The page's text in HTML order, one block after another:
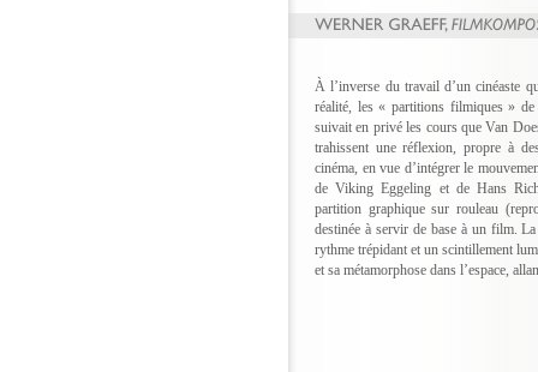
À l’inverse du travail d’un cinéaste
réalité, les « partitions filmiques »
suivait en privé les cours que Van
trahissent une réflexion, propre à
cinéma, en vue d’intégrer le
de Viking Eggeling et de Hans
partition graphique sur rouleau
destinée à servir de base à un film.
rythme trépidant et un scintillement
et sa métamorphose dans l’espace,